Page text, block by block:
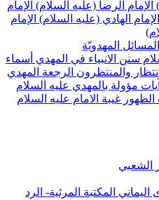
السلام) الإمام
السلام) الإمام
في المهديأسماء
الرجعةالمهدي
عليه السلام
عليه السلام
المرئية- الرد